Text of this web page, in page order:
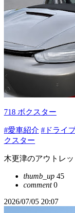
718 ボクスター
#愛車紹介 #ドライ
クスター
木更津のアウトレ
thumb_up 45
comment0
2026/07/05 20:07